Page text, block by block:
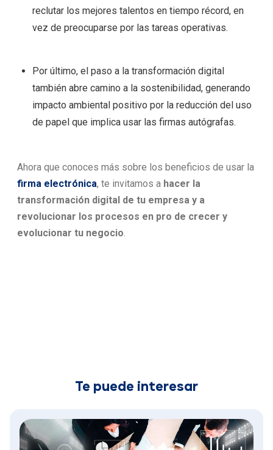
reclutar los mejores talentos en tiempo récord, en
vez de preocuparse por las tareas operativas.
Por último, el paso a la transformación digital
también abre camino a la sostenibilidad, generando
impacto ambiental positivo por la reducción del uso
de papel que implica usar las firmas autógrafas.
Ahora que conoces más sobre los beneficios de usar la
firma electrónica, te invitamos a hacer la
transformación digital de tu empresa y a
revolucionar los procesos en pro de crecer y
evolucionar tu negocio.
Te puede interesar